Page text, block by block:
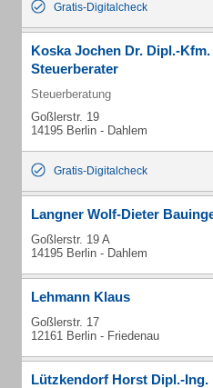
Gratis-Digitalcheck
Koska Jochen Dr. Dipl.-
Steuerberater
Steuerberatung
Goßlerstr. 19
14195 Berlin - Dahlem
Gratis-Digitalcheck
Langner Wolf-Dieter
Goßlerstr. 19 A
14195 Berlin - Dahlem
Lehmann Klaus
Goßlerstr. 17
12161 Berlin - Friedenau
Lützkendorf Horst Dipl.-Ing.